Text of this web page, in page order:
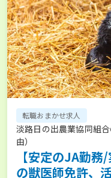
転職おまかせ求人
淡路日の出農業協同組
由）
【安定のJA勤
の獣医師免許、